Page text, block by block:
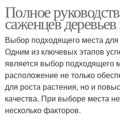
Полное
саженцев
Выбор подходящего места для
Одним из ключевых этапов
является выбор подходящего
расположение не только
для роста растения, но и
качества. При выборе места
несколько факторов.